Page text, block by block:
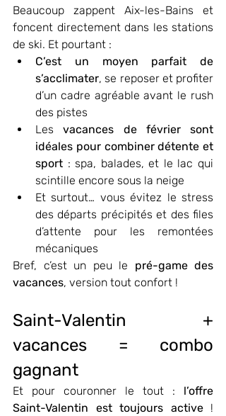
Beaucoup zappent Aix-les-Bains et
foncent directement dans les stations
de ski. Et pourtant :
C’est un moyen parfait de
s’acclimater, se reposer et profiter
d’un cadre agréable avant le rush
des pistes
Les vacances de février sont
idéales pour combiner détente et
sport : spa, balades, et le lac qui
scintille encore sous la neige
Et surtout… vous évitez le stress
des départs précipités et des files
d’attente pour les remontées
mécaniques
Bref, c’est un peu le pré-game des
vacances, version tout confort !
Saint-Valentin +
vacances = combo
gagnant
Et pour couronner le tout : l’offre
Saint-Valentin est toujours active !